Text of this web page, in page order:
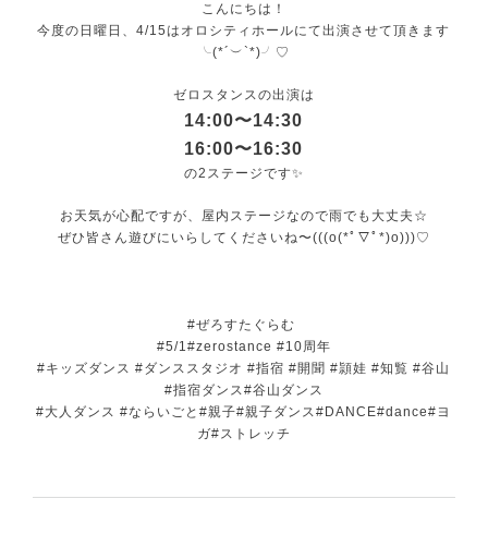
こんにちは！
今度の日曜日、4/15はオロシティホールにて出演させて頂きます
╰(*´︶`*)╯♡
ゼロスタンスの出演は
14:00〜14:30
16:00〜16:30
の2ステージです✨
お天気が心配ですが、屋内ステージなので雨でも大丈夫☆
ぜひ皆さん遊びにいらしてくださいね〜(((o(*ﾟ▽ﾟ*)o)))♡
#ぜろすたぐらむ
#5/1#zerostance #10周年
#キッズダンス #ダンススタジオ #指宿 #開聞 #頴娃 #知覧 #谷山
#指宿ダンス#谷山ダンス
#大人ダンス #ならいごと#親子#親子ダンス#DANCE#dance#ヨ
ガ#ストレッチ